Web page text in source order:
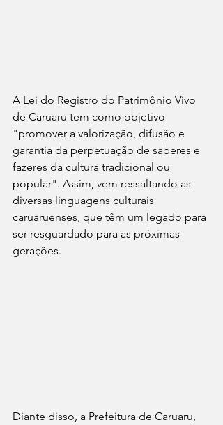
A Lei do Registro do Patrimônio Vivo
de Caruaru tem como objetivo
"promover a valorização, difusão e
garantia da perpetuação de saberes e
fazeres da cultura tradicional ou
popular". Assim, vem ressaltando as
diversas linguagens culturais
caruaruenses, que têm um legado para
ser resguardado para as próximas
gerações.
Diante disso, a Prefeitura de Caruaru,